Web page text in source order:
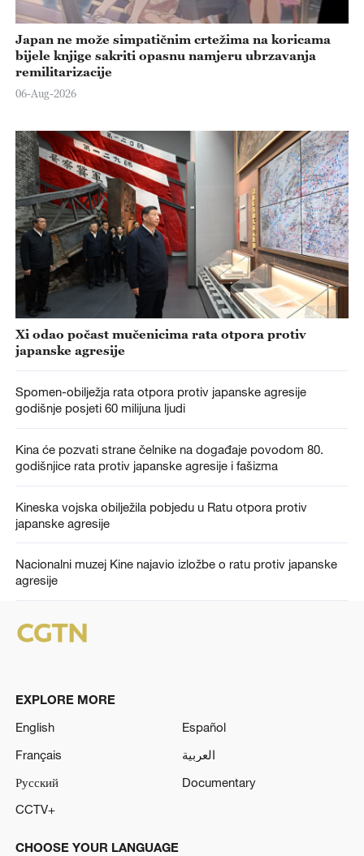
Japan ne može simpatičnim crtežima na koricama
bijele knjige sakriti opasnu namjeru ubrzavanja
remilitarizacije
06-Aug-2026
Xi odao počast mučenicima rata otpora protiv
japanske agresije
Spomen-obilježja rata otpora protiv japanske agresije
godišnje posjeti 60 milijuna ljudi
Kina će pozvati strane čelnike na događaje povodom 80.
godišnjice rata protiv japanske agresije i fašizma
Kineska vojska obilježila pobjedu u Ratu otpora protiv
japanske agresije
Nacionalni muzej Kine najavio izložbe o ratu protiv japanske
agresije
EXPLORE MORE
English
Español
Français
العربية
Русский
Documentary
CCTV+
CHOOSE YOUR LANGUAGE